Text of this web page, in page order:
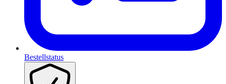
Bestellstatus